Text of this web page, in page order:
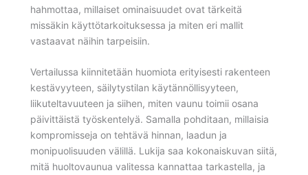
hahmottaa, millaiset ominaisuudet ovat tärkeitä
missäkin käyttötarkoituksessa ja miten eri mallit
vastaavat näihin tarpeisiin.
Vertailussa kiinnitetään huomiota erityisesti rakenteen
kestävyyteen, säilytystilan käytännöllisyyteen,
liikuteltavuuteen ja siihen, miten vaunu toimii osana
päivittäistä työskentelyä. Samalla pohditaan, millaisia
kompromisseja on tehtävä hinnan, laadun ja
monipuolisuuden välillä. Lukija saa kokonaiskuvan siitä,
mitä huoltovaunua valitessa kannattaa tarkastella, ja